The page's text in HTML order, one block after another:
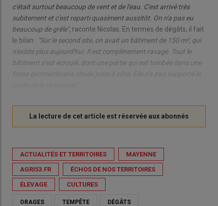
c'était surtout beaucoup de vent et de l'eau. C'est arrivé très
subitement et c'est reparti quasiment aussitôt. On n'a pas eu
beaucoup de grêle", raconte Nicolas. En termes de dégâts, il fait
le bilan : "Sur le second site, on avait un bâtiment de 150 m², qui
n'existe plus aujourd'hui. Il est complètement ravagé. Tout le
bâtiment s'est écroulé, dont une partie qui est tombée dans une
ACTUALITÉS ET TERRITOIRES MAYENNE
AGRI53.FR ÉCHOS DE NOS TERRITOIRES
ÉLEVAGE CULTURES
ORAGES TEMPÊTE DÉGÂTS